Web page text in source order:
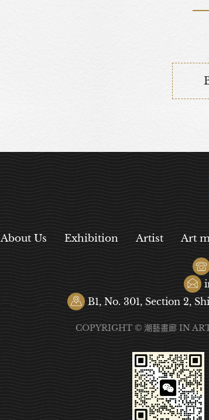
About Us Exhibition Artist Art
B1, No. 301, Section 2,
COPYRIGHT © 潮藝畫廊 IN